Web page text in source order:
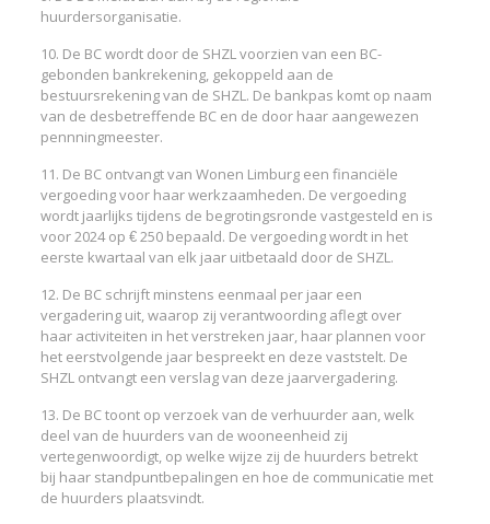
huurdersorganisatie.
10. De BC wordt door de SHZL voorzien van een BC-
gebonden bankrekening, gekoppeld aan de
bestuursrekening van de SHZL. De bankpas komt op naam
van de desbetreffende BC en de door haar aangewezen
pennningmeester.
11. De BC ontvangt van Wonen Limburg een financiële
vergoeding voor haar werkzaamheden. De vergoeding
wordt jaarlijks tijdens de begrotingsronde vastgesteld en is
voor 2024 op € 250 bepaald. De vergoeding wordt in het
eerste kwartaal van elk jaar uitbetaald door de SHZL.
12. De BC schrijft minstens eenmaal per jaar een
vergadering uit, waarop zij verantwoording aflegt over
haar activiteiten in het verstreken jaar, haar plannen voor
het eerstvolgende jaar bespreekt en deze vaststelt. De
SHZL ontvangt een verslag van deze jaarvergadering.
13. De BC toont op verzoek van de verhuurder aan, welk
deel van de huurders van de wooneenheid zij
vertegenwoordigt, op welke wijze zij de huurders betrekt
bij haar standpuntbepalingen en hoe de communicatie met
de huurders plaatsvindt.